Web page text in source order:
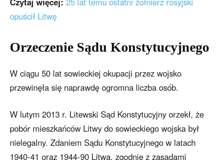
opuścił Litwę
Orzeczenie Sądu Konstytucyjnego
W ciągu 50 lat sowieckiej okupacji przez wojsko
przewinęła się naprawdę ogromna liczba osób.
W lutym 2013 r. Litewski Sąd Konstytucyjny orzekł, że
pobór mieszkańców Litwy do sowieckiego wojska był
nielegalny. Zdaniem Sądu Konstytucyjnego w latach
1940-41 oraz 1944-90 Litwa, zgodnie z zasadami